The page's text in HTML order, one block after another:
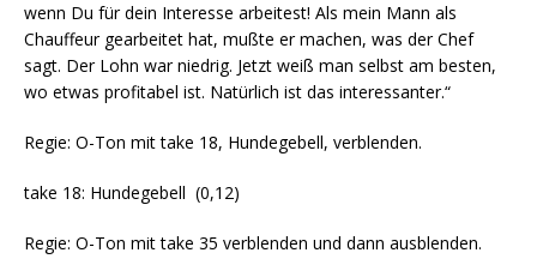
wenn Du für dein Interesse arbeitest! Als mein Mann als
Chauffeur gearbeitet hat, mußte er machen, was der Chef
sagt. Der Lohn war niedrig. Jetzt weiß man selbst am besten,
wo etwas profitabel ist. Natürlich ist das interessanter.“
Regie: O-Ton mit take 18, Hundegebell, verblenden.
take 18: Hundegebell (0,12)
Regie: O-Ton mit take 35 verblenden und dann ausblenden.